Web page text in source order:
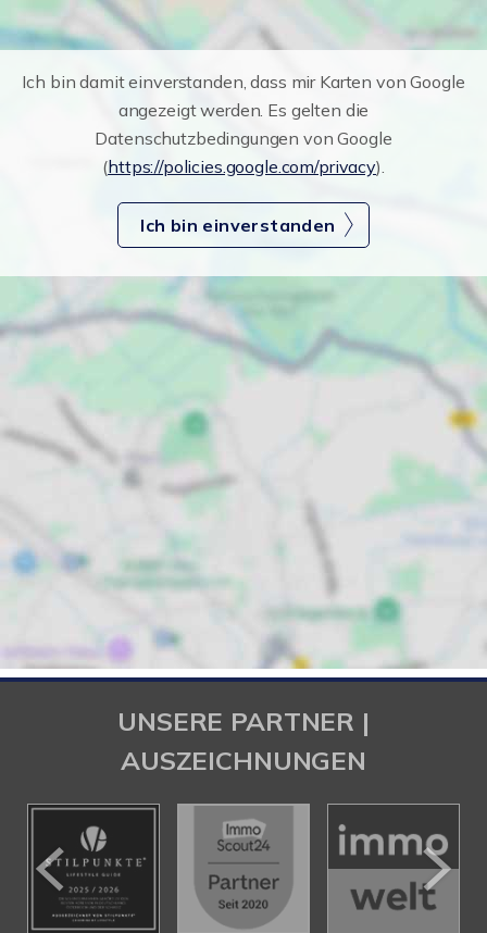
Ich bin damit einverstanden, dass mir Karten von Google
angezeigt werden. Es gelten die
Datenschutzbedingungen von Google
(https://policies.google.com/privacy).
Ich bin einverstanden
UNSERE PARTNER |
AUSZEICHNUNGEN